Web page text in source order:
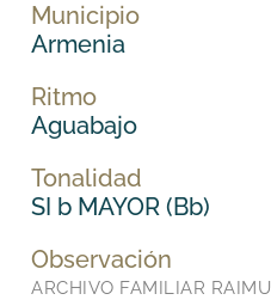
Municipio
Armenia
Ritmo
Aguabajo
Tonalidad
SI b MAYOR (Bb)
Observación
ARCHIVO FAMILIAR